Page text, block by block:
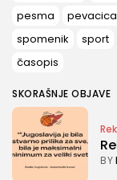
pesma
pevacica
spomenik
sport
časopis
SKORAŠNJE OBJAVE
BY